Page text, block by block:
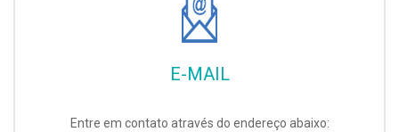
E-MAIL
Entre em contato através do endereço abaixo: